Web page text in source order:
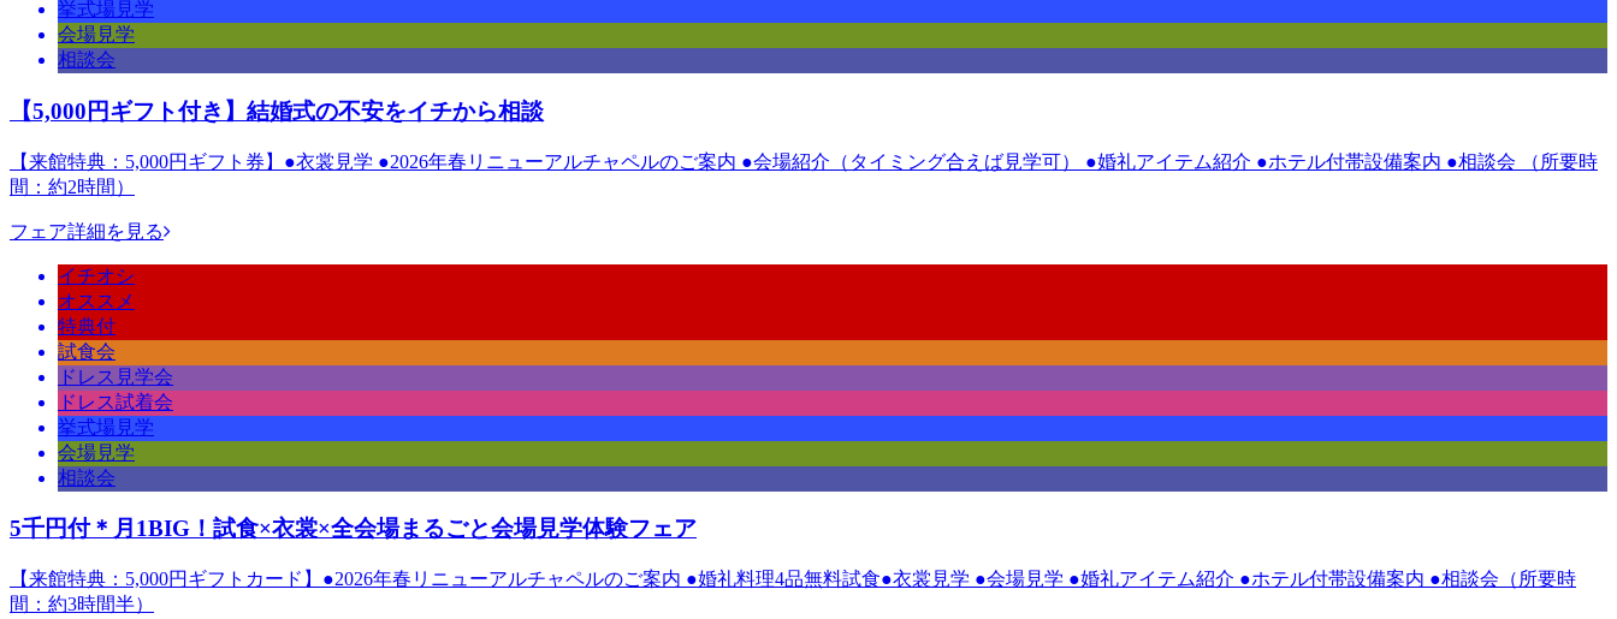
挙式場見学
会場見学
相談会
【5,000円ギフト付き】結婚式の不安をイチから相談
【来館特典：5,000円ギフト券】●衣裳見学 ●2026年春リニューアルチャペルのご案内 ●会場紹介（タイミング合えば見学可） ●婚礼アイテム紹介 ●ホテル付帯設備案内 ●相談会 （所要時
間：約2時間）
フェア詳細を見る
イチオシ
オススメ
特典付
試食会
ドレス見学会
ドレス試着会
挙式場見学
会場見学
相談会
5千円付＊月1BIG！試食×衣裳×全会場まるごと会場見学体験フェア
【来館特典：5,000円ギフトカード】●2026年春リニューアルチャペルのご案内 ●婚礼料理4品無料試食●衣裳見学 ●会場見学 ●婚礼アイテム紹介 ●ホテル付帯設備案内 ●相談会（所要時
間：約3時間半）